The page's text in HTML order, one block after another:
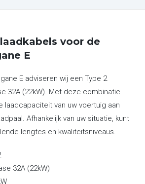
voor de
E
E adviseren wij een Type 2
32A (22kW). Met deze combinatie
laadcapaciteit van uw voertuig aan
Afhankelijk van uw situatie, kunt
lengtes en kwaliteitsniveaus.
32A (22kW)